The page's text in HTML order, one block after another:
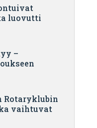
luovutti
–
Rotaryklubin
vaihtuvat